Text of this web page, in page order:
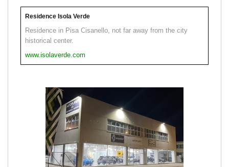
Residence Isola Verde
Residence in Pisa Cisanello, not far away from the city
historical center.
www.isolaverde.com